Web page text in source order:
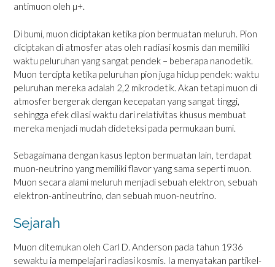
antimuon oleh µ+.
Di bumi, muon diciptakan ketika pion bermuatan meluruh. Pion
diciptakan di atmosfer atas oleh radiasi kosmis dan memiliki
waktu peluruhan yang sangat pendek – beberapa nanodetik.
Muon tercipta ketika peluruhan pion juga hidup pendek: waktu
peluruhan mereka adalah 2,2 mikrodetik. Akan tetapi muon di
atmosfer bergerak dengan kecepatan yang sangat tinggi,
sehingga efek dilasi waktu dari relativitas khusus membuat
mereka menjadi mudah dideteksi pada permukaan bumi.
Sebagaimana dengan kasus lepton bermuatan lain, terdapat
muon-neutrino yang memiliki flavor yang sama seperti muon.
Muon secara alami meluruh menjadi sebuah elektron, sebuah
elektron-antineutrino, dan sebuah muon-neutrino.
Sejarah
Muon ditemukan oleh Carl D. Anderson pada tahun 1936
sewaktu ia mempelajari radiasi kosmis. Ia menyatakan partikel-